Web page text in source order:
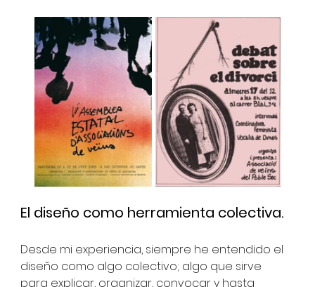
El diseño como herramienta colectiva.
Desde mi experiencia, siempre he entendido el
diseño como algo colectivo; algo que sirve
para explicar, organizar, convocar y hasta